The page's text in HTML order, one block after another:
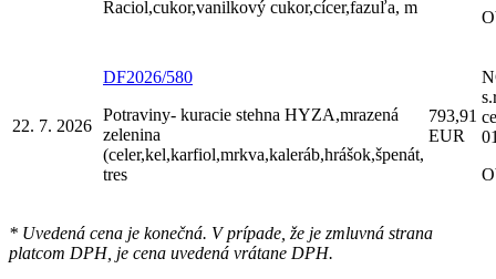
Raciol,cukor,vanilkový cukor,cícer,fazuľa, m
22. 7. 2026
DF2026/580
Potraviny- kuracie stehna HYZA,mrazená
zelenina
(celer,kel,karfiol,mrkva,kaleráb,hrášok,špenát,
tres
793,91
EUR
* Uvedená cena je konečná. V prípade, že je zmluvná strana
platcom DPH, je cena uvedená vrátane DPH.